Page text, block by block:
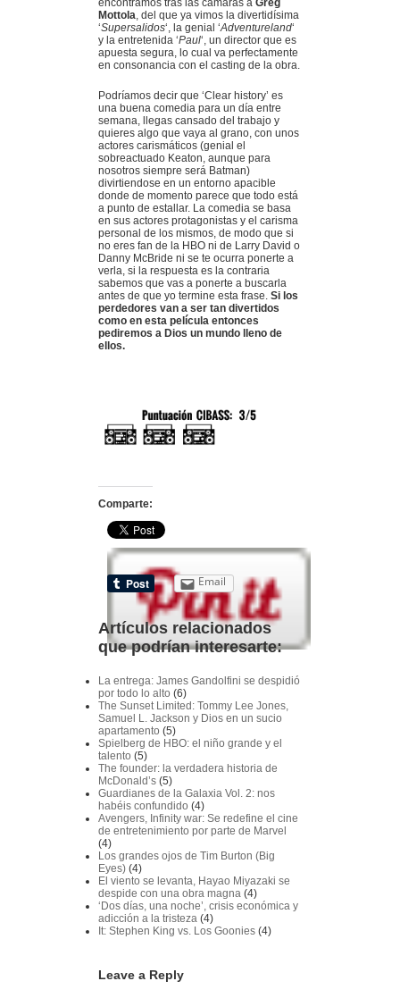
Mottola , del que ya vimos la divertidísima
‘Supersalidos‘, la genial ‘Adventureland‘
y la entretenida ‘Paul‘, un director que es
apuesta segura, lo cual va perfectamente
en consonancia con el casting de la obra.
Podríamos decir que ‘Clear history’ es
una buena comedia para un día entre
semana, llegas cansado del trabajo y
quieres algo que vaya al grano, con unos
actores carismáticos (genial el
sobreactuado Keaton, aunque para
nosotros siempre será Batman)
divirtiendose en un entorno apacible
donde de momento parece que todo está
a punto de estallar. La comedia se basa
en sus actores protagonistas y el carisma
personal de los mismos, de modo que si
no eres fan de la HBO ni de Larry David o
Danny McBride ni se te ocurra ponerte a
verla, si la respuesta es la contraria
sabemos que vas a ponerte a buscarla
antes de que yo termine esta frase. Si los
perdedores van a ser tan divertidos
como en esta película entonces
pediremos a Dios un mundo lleno de
ellos.
Comparte:
Email
Artículos relacionados
que podrían interesarte:
La entrega: James Gandolfini se despidió
por todo lo alto (6)
The Sunset Limited: Tommy Lee Jones,
Samuel L. Jackson y Dios en un sucio
apartamento (5)
Spielberg de HBO: el niño grande y el
talento (5)
The founder: la verdadera historia de
McDonald’s (5)
Guardianes de la Galaxia Vol. 2: nos
habéis confundido (4)
Avengers, Infinity war: Se redefine el cine
de entretenimiento por parte de Marvel
(4)
Los grandes ojos de Tim Burton (Big
Eyes) (4)
El viento se levanta, Hayao Miyazaki se
despide con una obra magna (4)
‘Dos días, una noche’, crisis económica y
adicción a la tristeza (4)
It: Stephen King vs. Los Goonies (4)
Leave a Reply